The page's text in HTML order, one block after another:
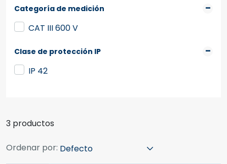
Categoría de medición
CAT III 600 V
Clase de protección IP
IP 42
3 productos
Ordenar por: